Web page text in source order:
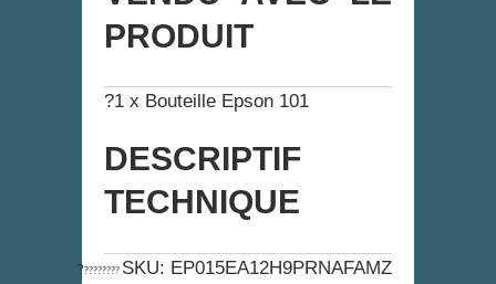
PRODUIT
?1 x Bouteille Epson 101
DESCRIPTIF
TECHNIQUE
????????? SKU: EP015EA12H9PRNAFAMZ